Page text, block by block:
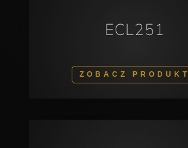
ECL251
ZOBACZ PRODUKT